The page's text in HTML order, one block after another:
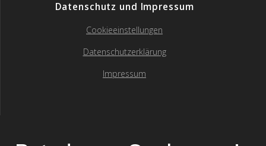
Datenschutz und Impressum
Cookieeinstellungen
Datenschutzerklärung
Impressum